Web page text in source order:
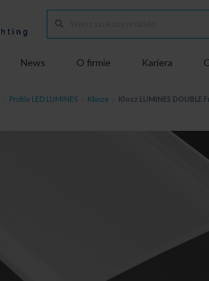
News O firmie Kariera
Profile LED LUMINES Klosze Klosz LUMINES DOUBLE